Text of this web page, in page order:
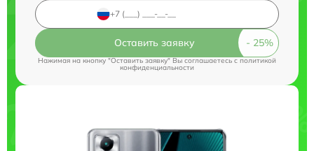
Оставить заявку
Нажимая на кнопку "Оставить заявку" Вы соглашаетесь cполитикой
конфиденциальности